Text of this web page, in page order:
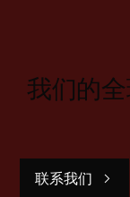
我们的
联系我们